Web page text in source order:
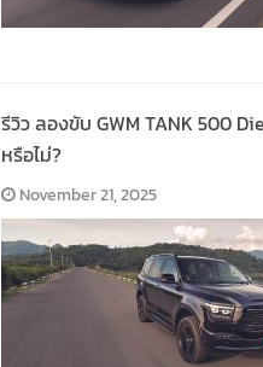
รีวิว ลองขับ GWM TANK 500
หรือไม่?
November 21, 2025